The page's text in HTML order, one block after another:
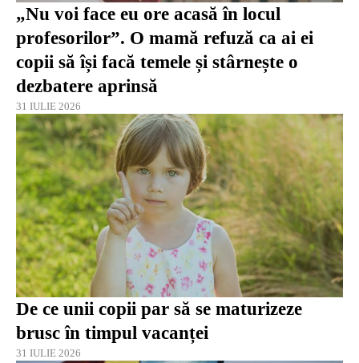
„Nu voi face eu ore acasă în locul
profesorilor”. O mamă refuză ca ai ei
copii să își facă temele și stârnește o
dezbatere aprinsă
31 IULIE 2026
De ce unii copii par să se maturizeze
brusc în timpul vacanței
31 IULIE 2026